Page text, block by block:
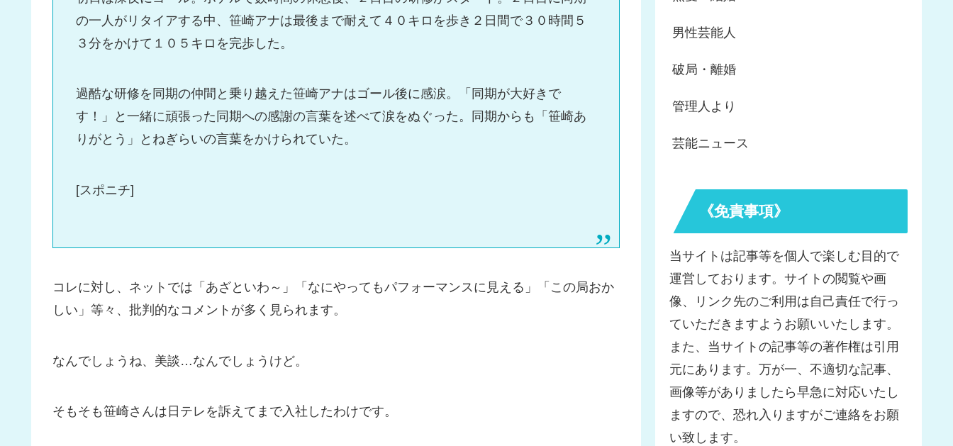
の一人がリタイアする中、笹崎アナは最後まで耐えて４０キロを歩き２日間で３０時間５
３分をかけて１０５キロを完歩した。
過酷な研修を同期の仲間と乗り越えた笹崎アナはゴール後に感涙。「同期が大好きで
す！」と一緒に頑張った同期への感謝の言葉を述べて涙をぬぐった。同期からも「笹崎あ
りがとう」とねぎらいの言葉をかけられていた。
[スポニチ]
コレに対し、ネットでは「あざといわ～」「なにやってもパフォーマンスに見える」「この局おか
しい」等々、批判的なコメントが多く見られます。
なんでしょうね、美談…なんでしょうけど。
そもそも笹崎さんは日テレを訴えてまで入社したわけです。
男性芸能人
破局・離婚
管理人より
芸能ニュース
《免責事項》
当サイトは記事等を個人で楽しむ目的で
運営しております。サイトの閲覧や画
像、リンク先のご利用は自己責任で行っ
ていただきますようお願いいたします。
また、当サイトの記事等の著作権は引用
元にあります。万が一、不適切な記事、
画像等がありましたら早急に対応いたし
ますので、恐れ入りますがご連絡をお願
い致します。